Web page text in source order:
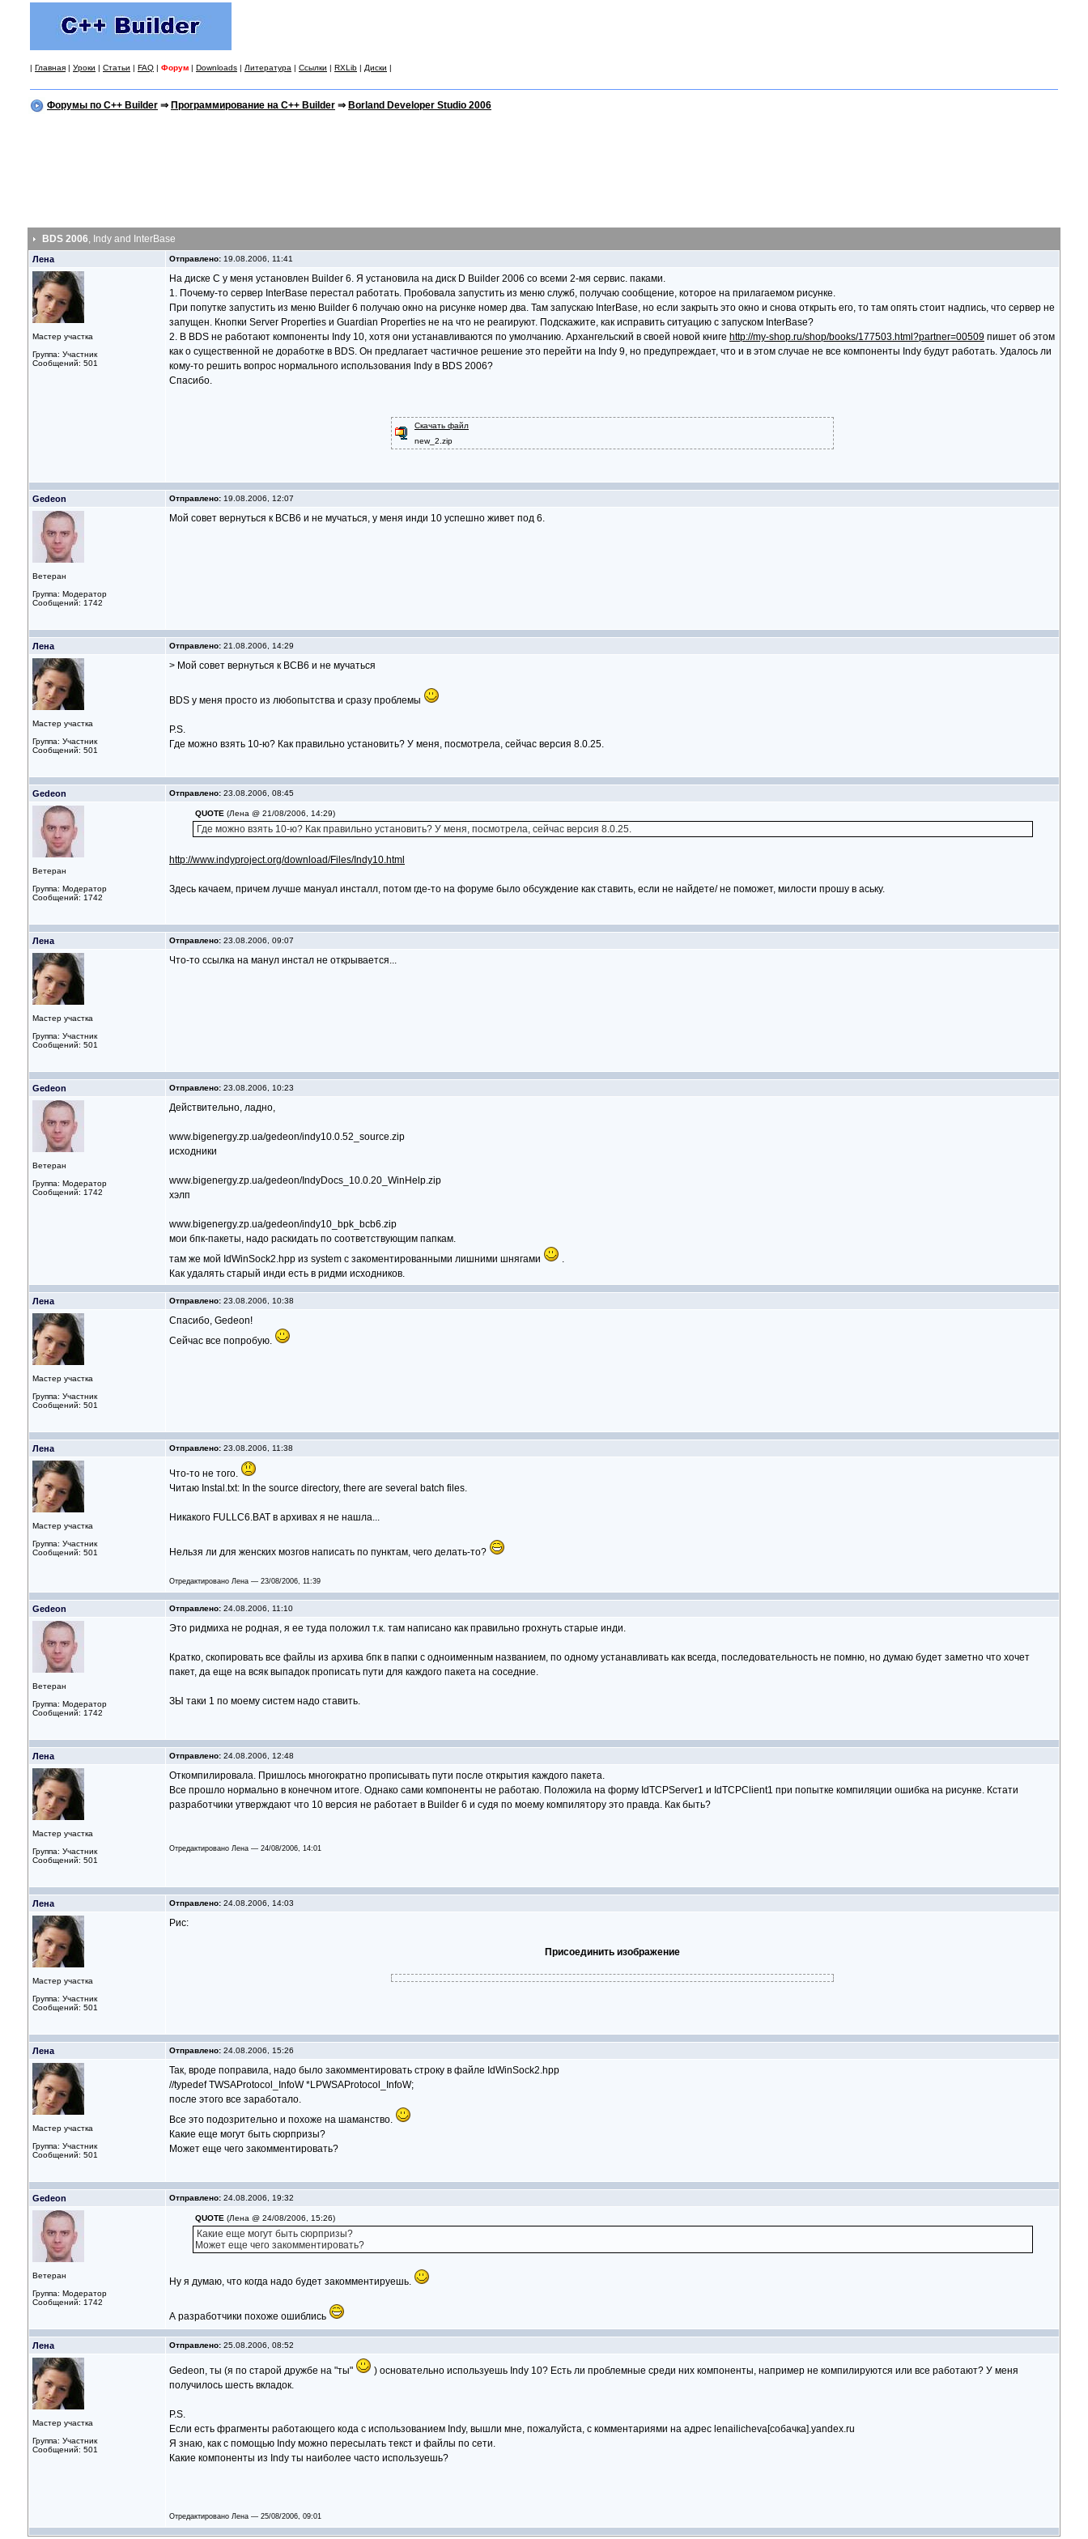
| Главная | Уроки | Статьи | FAQ | Форум | Downloads | Литература | Ссылки | RXLib | Диски |
Форумы по C++ Builder ⇒ Программирование на C++ Builder ⇒ Borland Developer Studio 2006
BDS 2006, Indy and InterBase
Лена Отправлено: 19.08.2006, 11:41
Мастер участка
Группа: Участник
Сообщений: 501
На диске С у меня установлен Builder 6. Я установила на диск D Builder 2006 со всеми 2-мя сервис. паками.
1. Почему-то сервер InterBase перестал работать. Пробовала запустить из меню служб, получаю сообщение, которое на прилагаемом рисунке.
При попутке запустить из меню Builder 6 получаю окно на рисунке номер два. Там запускаю InterBase, но если закрыть это окно и снова открыть его, то там опять стоит надпись, что сервер не
запущен. Кнопки Server Properties и Guardian Properties не на что не реагируют. Подскажите, как исправить ситуацию с запуском InterBase?
2. В BDS не работают компоненты Indy 10, хотя они устанавливаются по умолчанию. Архангельский в своей новой книге http://my-shop.ru/shop/books/177503.html?partner=00509 пишет об этом
как о существенной не доработке в BDS. Он предлагает частичное решение это перейти на Indy 9, но предупреждает, что и в этом случае не все компоненты Indy будут работать. Удалось ли
кому-то решить вопрос нормального использования Indy в BDS 2006?
Спасибо.
Скачать файл
new_2.zip
Gedeon Отправлено: 19.08.2006, 12:07
Ветеран
Группа: Модератор
Сообщений: 1742
Мой совет вернуться к ВСВ6 и не мучаться, у меня инди 10 успешно живет под 6.
Лена Отправлено: 21.08.2006, 14:29
Мастер участка
Группа: Участник
Сообщений: 501
> Мой совет вернуться к ВСВ6 и не мучаться
BDS у меня просто из любопытства и сразу проблемы
P.S.
Где можно взять 10-ю? Как правильно установить? У меня, посмотрела, сейчас версия 8.0.25.
Gedeon Отправлено: 23.08.2006, 08:45
Ветеран
Группа: Модератор
Сообщений: 1742
QUOTE (Лена @ 21/08/2006, 14:29)
Где можно взять 10-ю? Как правильно установить? У меня, посмотрела, сейчас версия 8.0.25.
http://www.indyproject.org/download/Files/Indy10.html
Здесь качаем, причем лучше мануал инсталл, потом где-то на форуме было обсуждение как ставить, если не найдете/ не поможет, милости прошу в аську.
Лена Отправлено: 23.08.2006, 09:07
Мастер участка
Группа: Участник
Сообщений: 501
Что-то ссылка на манул инстал не открывается...
Gedeon Отправлено: 23.08.2006, 10:23
Ветеран
Группа: Модератор
Сообщений: 1742
Действительно, ладно,
www.bigenergy.zp.ua/gedeon/indy10.0.52_source.zip
исходники
www.bigenergy.zp.ua/gedeon/IndyDocs_10.0.20_WinHelp.zip
хэлп
www.bigenergy.zp.ua/gedeon/indy10_bpk_bcb6.zip
мои бпк-пакеты, надо раскидать по соответствующим папкам.
там же мой IdWinSock2.hpp из system с закоментированными лишними шнягами
.
Как удалять старый инди есть в ридми исходников.
Лена Отправлено: 23.08.2006, 10:38
Мастер участка
Группа: Участник
Сообщений: 501
Спасибо, Gedeon!
Сейчас все попробую.
Лена Отправлено: 23.08.2006, 11:38
Мастер участка
Группа: Участник
Сообщений: 501
Что-то не того.
Читаю Instal.txt: In the source directory, there are several batch files.
Никакого FULLC6.BAT в архивах я не нашла...
Нельзя ли для женских мозгов написать по пунктам, чего делать-то?
Отредактировано Лена — 23/08/2006, 11:39
Gedeon Отправлено: 24.08.2006, 11:10
Ветеран
Группа: Модератор
Сообщений: 1742
Это ридмиха не родная, я ее туда положил т.к. там написано как правильно грохнуть старые инди.
Кратко, скопировать все файлы из архива бпк в папки с одноименным названием, по одному устанавливать как всегда, последовательность не помню, но думаю будет заметно что хочет
пакет, да еще на всяк выпадок прописать пути для каждого пакета на соседние.
ЗЫ таки 1 по моему систем надо ставить.
Лена Отправлено: 24.08.2006, 12:48
Мастер участка
Группа: Участник
Сообщений: 501
Откомпилировала. Пришлось многократно прописывать пути после открытия каждого пакета.
Все прошло нормально в конечном итоге. Однако сами компоненты не работаю. Положила на форму IdTCPServer1 и IdTCPClient1 при попытке компиляции ошибка на рисунке. Кстати
разработчики утверждают что 10 версия не работает в Builder 6 и судя по моему компилятору это правда. Как быть?
Отредактировано Лена — 24/08/2006, 14:01
Лена Отправлено: 24.08.2006, 14:03
Мастер участка
Группа: Участник
Сообщений: 501
Рис:
Присоединить изображение
Лена Отправлено: 24.08.2006, 15:26
Мастер участка
Группа: Участник
Сообщений: 501
Так, вроде поправила, надо было закомментировать строку в файле IdWinSock2.hpp
//typedef TWSAProtocol_InfoW *LPWSAProtocol_InfoW;
после этого все заработало.
Все это подозрительно и похоже на шаманство.
Какие еще могут быть сюрпризы?
Может еще чего закомментировать?
Gedeon Отправлено: 24.08.2006, 19:32
Ветеран
Группа: Модератор
Сообщений: 1742
QUOTE (Лена @ 24/08/2006, 15:26)
Какие еще могут быть сюрпризы?
Может еще чего закомментировать?
Ну я думаю, что когда надо будет закомментируешь.
А разработчики похоже ошиблись
Лена Отправлено: 25.08.2006, 08:52
Мастер участка
Группа: Участник
Сообщений: 501
Gedeon, ты (я по старой дружбе на "ты"
) основательно используешь Indy 10? Есть ли проблемные среди них компоненты, например не компилируются или все работают? У меня
получилось шесть вкладок.
P.S.
Если есть фрагменты работающего кода с использованием Indy, вышли мне, пожалуйста, с комментариями на адрес lenailicheva[собачка].yandex.ru
Я знаю, как с помощью Indy можно пересылать текст и файлы по сети.
Какие компоненты из Indy ты наиболее часто используешь?
Отредактировано Лена — 25/08/2006, 09:01